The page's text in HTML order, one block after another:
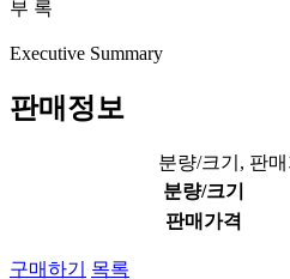
부 록
Executive Summary
판매정보
분량/크기, 판
분량/크기
판매가격
구매하기 목록